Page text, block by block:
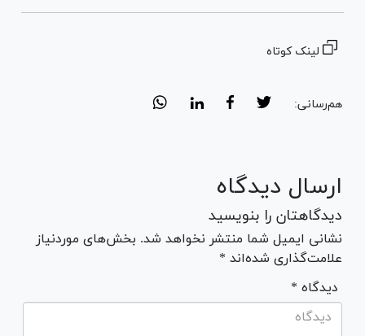
لینک کوتاه
هم‌رسانی:
ارسال دیدگاه
دیدگاهتان را بنویسید
نشانی ایمیل شما منتشر نخواهد شد. بخش‌های موردنیاز
علامت‌گذاری شده‌اند *
* دیدگاه